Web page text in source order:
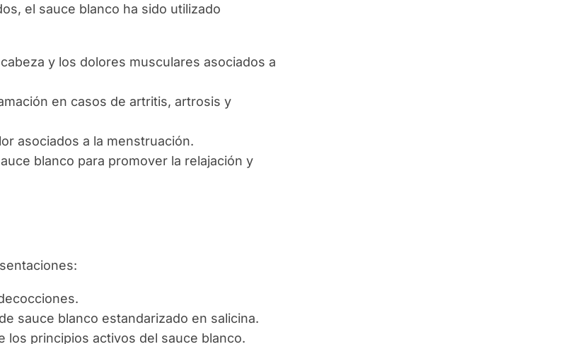
el sauce blanco ha sido utilizado
y los dolores musculares asociados a
en casos de artritis, artrosis y
asociados a la menstruación.
blanco para promover la relajación y
sauce blanco estandarizado en salicina.
los principios activos del sauce blanco.